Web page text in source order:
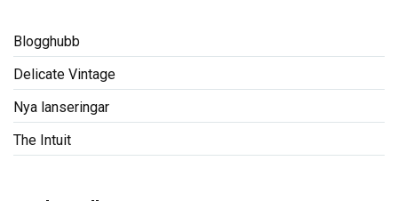
Blogghubb
Delicate Vintage
Nya lanseringar
The Intuit